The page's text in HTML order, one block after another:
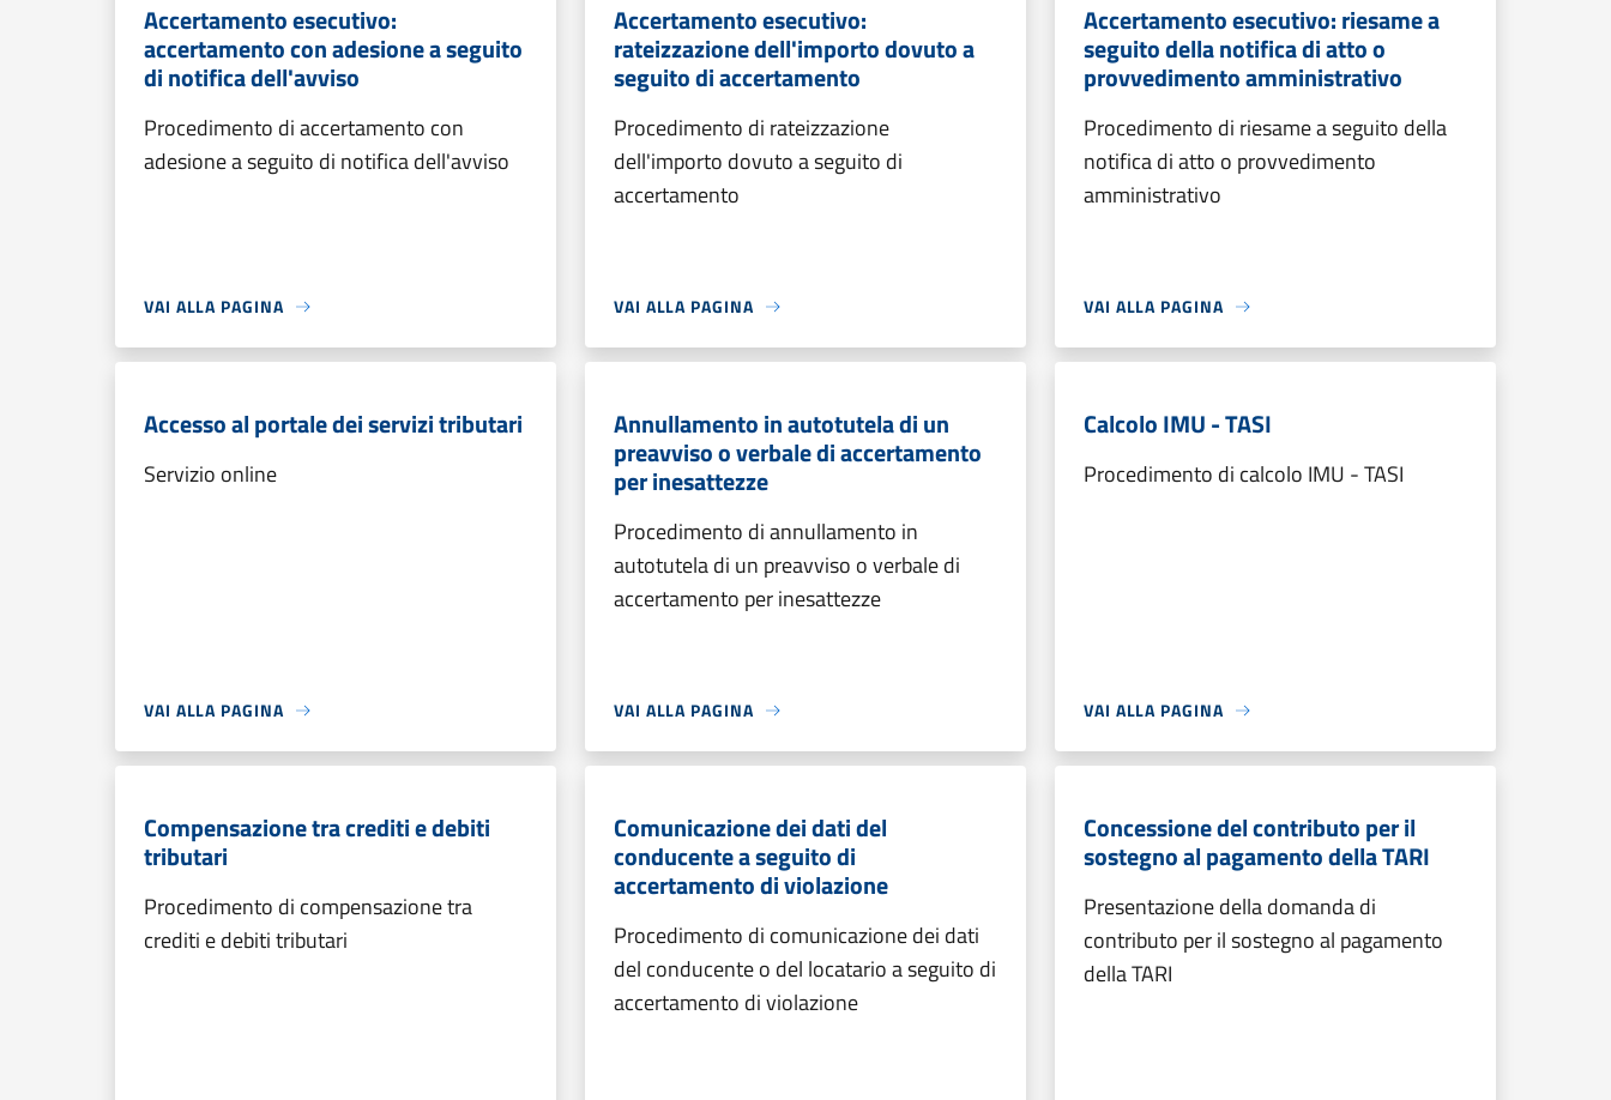
Accertamento esecutivo:
accertamento con adesione a seguito
di notifica dell'avviso
Procedimento di accertamento con
adesione a seguito di notifica dell'avviso
VAI ALLA PAGINA
Accertamento esecutivo:
rateizzazione dell'importo dovuto a
seguito di accertamento
Procedimento di rateizzazione
dell'importo dovuto a seguito di
accertamento
VAI ALLA PAGINA
Accertamento esecutivo: riesame a
seguito della notifica di atto o
provvedimento amministrativo
Procedimento di riesame a seguito della
notifica di atto o provvedimento
amministrativo
VAI ALLA PAGINA
Accesso al portale dei servizi tributari
Servizio online
VAI ALLA PAGINA
Annullamento in autotutela di un
preavviso o verbale di accertamento
per inesattezze
Procedimento di annullamento in
autotutela di un preavviso o verbale di
accertamento per inesattezze
VAI ALLA PAGINA
Calcolo IMU - TASI
Procedimento di calcolo IMU - TASI
VAI ALLA PAGINA
Compensazione tra crediti e debiti
tributari
Procedimento di compensazione tra
crediti e debiti tributari
Comunicazione dei dati del
conducente a seguito di
accertamento di violazione
Procedimento di comunicazione dei dati
del conducente o del locatario a seguito di
accertamento di violazione
Concessione del contributo per il
sostegno al pagamento della TARI
Presentazione della domanda di
contributo per il sostegno al pagamento
della TARI